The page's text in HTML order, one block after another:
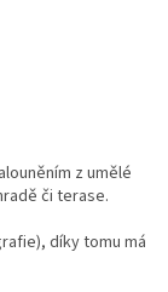
z umělé
či terase.
díky tomu má